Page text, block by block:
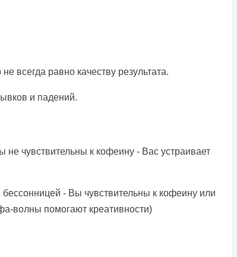
всегда равно качеству результата.
и падений.
чувствительны к кофеину - Вас устраивает
- Вы чувствительны к кофеину или
волны помогают креативности)